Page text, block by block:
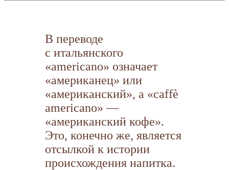
В переводе
с итальянского
«americano» означает
«американец» или
«американский», а «caffè
americano» —
«американский кофе».
Это, конечно же, является
отсылкой к истории
происхождения напитка.